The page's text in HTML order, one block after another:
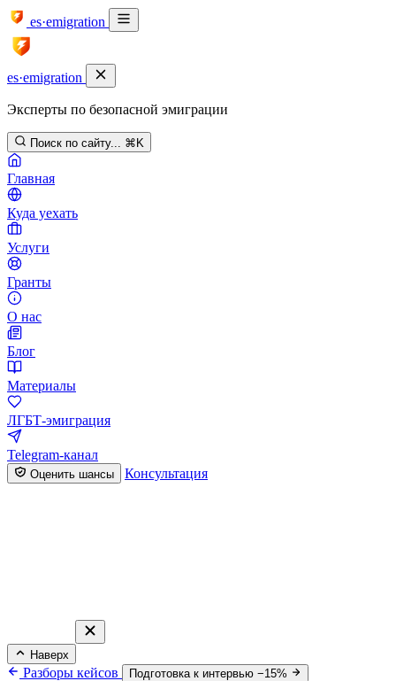
es·emigration
es·emigration
Эксперты по безопасной эмиграции
Поиск по сайту... ⌘K
Главная
Куда уехать
Услуги
Гранты
О нас
Блог
Материалы
ЛГБТ-эмиграция
Telegram-канал
Оценить шансы Консультация
Наверх
Разборы кейсов Подготовка к интервью −15%